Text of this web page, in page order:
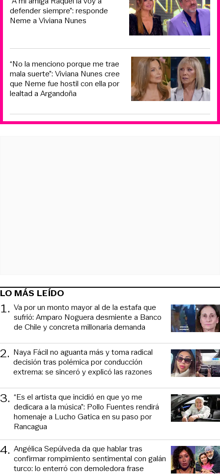
defender siempre”: responde
Neme a Viviana Nunes
“No la menciono porque me trae
mala suerte”: Viviana Nunes cree
que Neme fue hostil con ella por
lealtad a Argandoña
LO MÁS LEÍDO
1. Va por un monto mayor al de la estafa que
sufrió: Amparo Noguera desmiente a Banco
de Chile y concreta millonaria demanda
2. Naya Fácil no aguanta más y toma radical
decisión tras polémica por conducción
extrema: se sinceró y explicó las razones
3. “Es el artista que incidió en que yo me
dedicara a la música”: Pollo Fuentes rendirá
homenaje a Lucho Gatica en su paso por
Rancagua
4. Angélica Sepúlveda da que hablar tras
confirmar rompimiento sentimental con galán
turco: lo enterró con demoledora frase